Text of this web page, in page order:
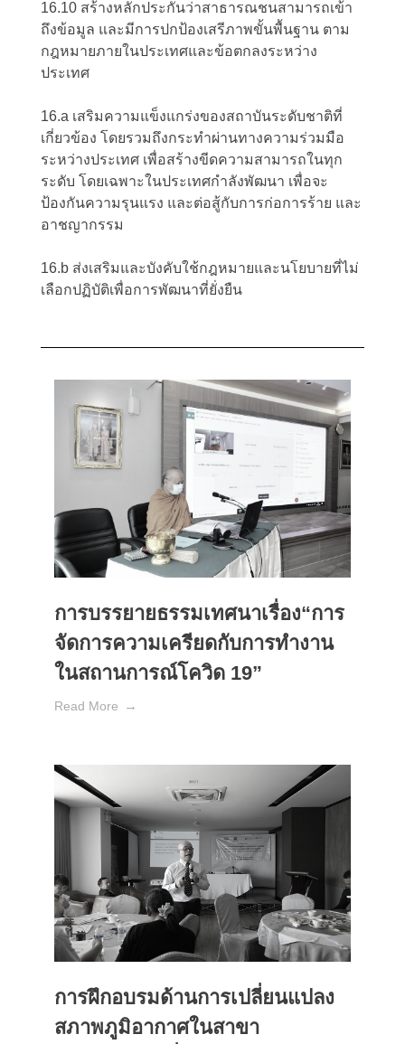
16.10 สร้างหลักประกันว่าสาธารณชนสามารถเข้า
ถึงข้อมูล และมีการปกป้องเสรีภาพขั้นพื้นฐาน ตาม
กฎหมายภายในประเทศและข้อตกลงระหว่าง
ประเทศ
16.a เสริมความแข็งแกร่งของสถาบันระดับชาติที่
เกี่ยวข้อง โดยรวมถึงกระทำผ่านทางความร่วมมือ
ระหว่างประเทศ เพื่อสร้างขีดความสามารถในทุก
ระดับ โดยเฉพาะในประเทศกำลังพัฒนา เพื่อจะ
ป้องกันความรุนแรง และต่อสู้กับการก่อการร้าย และ
อาชญากรรม
16.b ส่งเสริมและบังคับใช้กฎหมายและนโยบายที่ไม่
เลือกปฏิบัติเพื่อการพัฒนาที่ยั่งยืน
การบรรยายธรรมเทศนาเรื่อง“การ
จัดการความเครียดกับการทำงาน
ในสถานการณ์โควิด 19”
Read More
การฝึกอบรมด้านการเปลี่ยนแปลง
สภาพภูมิอากาศในสาขา